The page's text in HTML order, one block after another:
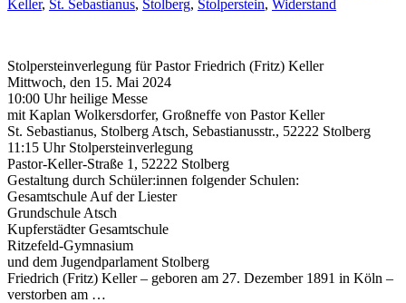
Keller, St. Sebastianus, Stolberg, Stolperstein, Widerstand
Stolpersteinverlegung für Pastor Friedrich (Fritz) Keller
Mittwoch, den 15. Mai 2024
10:00 Uhr heilige Messe
mit Kaplan Wolkersdorfer, Großneffe von Pastor Keller
St. Sebastianus, Stolberg Atsch, Sebastianusstr., 52222 Stolberg
11:15 Uhr Stolpersteinverlegung
Pastor-Keller-Straße 1, 52222 Stolberg
Gestaltung durch Schüler:innen folgender Schulen:
Gesamtschule Auf der Liester
Grundschule Atsch
Kupferstädter Gesamtschule
Ritzefeld-Gymnasium
und dem Jugendparlament Stolberg
Friedrich (Fritz) Keller – geboren am 27. Dezember 1891 in Köln –
verstorben am …